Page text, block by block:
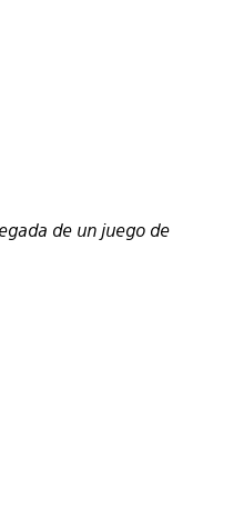
de un juego de